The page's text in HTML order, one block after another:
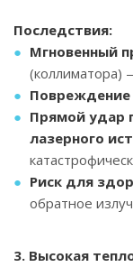
Последствия:
Мгновенный
(коллиматора)
Прямой удар
лазерного
Риск для
обратное
3. Высокая